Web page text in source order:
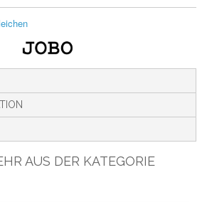
AUS DER KATEGORIE